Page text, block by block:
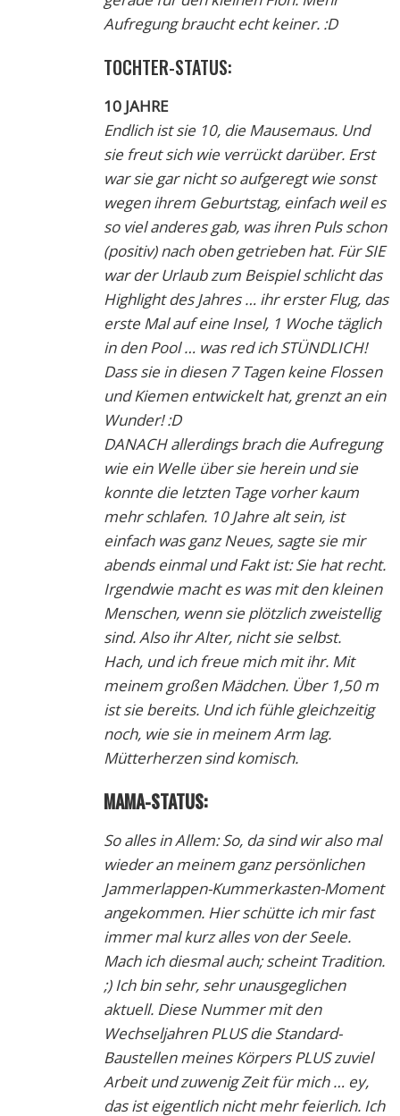
Aufregung braucht echt keiner. :D
TOCHTER-STATUS:
10 JAHRE
Endlich ist sie 10, die Mausemaus. Und
sie freut sich wie verrückt darüber. Erst
war sie gar nicht so aufgeregt wie sonst
wegen ihrem Geburtstag, einfach weil es
so viel anderes gab, was ihren Puls schon
(positiv) nach oben getrieben hat. Für SIE
war der Urlaub zum Beispiel schlicht das
Highlight des Jahres … ihr erster Flug, das
erste Mal auf eine Insel, 1 Woche täglich
in den Pool … was red ich STÜNDLICH!
Dass sie in diesen 7 Tagen keine Flossen
und Kiemen entwickelt hat, grenzt an ein
Wunder! :D
DANACH allerdings brach die Aufregung
wie ein Welle über sie herein und sie
konnte die letzten Tage vorher kaum
mehr schlafen. 10 Jahre alt sein, ist
einfach was ganz Neues, sagte sie mir
abends einmal und Fakt ist: Sie hat recht.
Irgendwie macht es was mit den kleinen
Menschen, wenn sie plötzlich zweistellig
sind. Also ihr Alter, nicht sie selbst.
Hach, und ich freue mich mit ihr. Mit
meinem großen Mädchen. Über 1,50 m
ist sie bereits. Und ich fühle gleichzeitig
noch, wie sie in meinem Arm lag.
Mütterherzen sind komisch.
MAMA-STATUS:
So alles in Allem: So, da sind wir also mal
wieder an meinem ganz persönlichen
Jammerlappen-Kummerkasten-Moment
angekommen. Hier schütte ich mir fast
immer mal kurz alles von der Seele.
Mach ich diesmal auch; scheint Tradition.
;) Ich bin sehr, sehr unausgeglichen
aktuell. Diese Nummer mit den
Wechseljahren PLUS die Standard-
Baustellen meines Körpers PLUS zuviel
Arbeit und zuwenig Zeit für mich … ey,
das ist eigentlich nicht mehr feierlich. Ich